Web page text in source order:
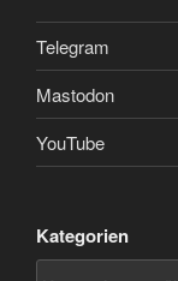
Telegram
Mastodon
YouTube
Kategorien